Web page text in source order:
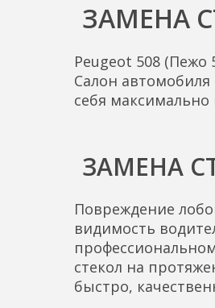
ЗАМЕНА
Peugeot 508 (Пежо
Салон
себя
ЗАМЕНА
Повреждение
видимость
стекол на
быстро,